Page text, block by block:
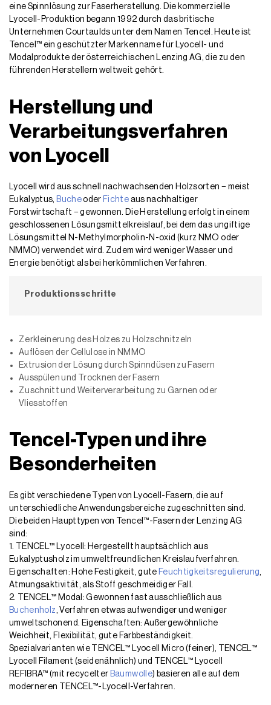
eine Spinnlösung zur Faserherstellung. Die kommerzielle
Lyocell-Produktion begann 1992 durch das britische
Unternehmen Courtaulds unter dem Namen Tencel. Heute ist
Tencel™ ein geschützter Markenname für Lyocell- und
Modalprodukte der österreichischen Lenzing AG, die zu den
führenden Herstellern weltweit gehört.
Herstellung und
Verarbeitungsverfahren
von Lyocell
Lyocell wird aus schnell nachwachsenden Holzsorten − meist
Eukalyptus, Bucheoder Fichte aus nachhaltiger
Forstwirtschaft − gewonnen. Die Herstellung erfolgt in einem
geschlossenen Lösungsmittelkreislauf, bei dem das ungiftige
Lösungsmittel N-Methylmorpholin-N-oxid (kurz NMO oder
NMMO) verwendet wird. Zudem wird weniger Wasser und
Energie benötigt als bei herkömmlichen Verfahren.
Produktionsschritte
Zerkleinerung des Holzes zu Holzschnitzeln
Auflösen der Cellulose in NMMO
Extrusion der Lösung durch Spinndüsen zu Fasern
Ausspülen und Trocknen der Fasern
Zuschnitt und Weiterverarbeitung zu Garnen oder
Vliesstoffen
Tencel-Typen und ihre
Besonderheiten
Es gibt verschiedene Typen von Lyocell-Fasern, die auf
unterschiedliche Anwendungsbereiche zugeschnitten sind.
Die beiden Haupttypen von Tencel™-Fasern der Lenzing AG
sind:
1. TENCEL™ Lyocell: Hergestellt hauptsächlich aus
Eukalyptusholz im umweltfreundlichen Kreislaufverfahren.
Eigenschaften: Hohe Festigkeit, gute Feuchtigkeitsregulierung
Atmungsaktivität, als Stoff geschmeidiger Fall.
2. TENCEL™ Modal: Gewonnen fast ausschließlich aus
Buchenholz , Verfahren etwas aufwendiger und weniger
umweltschonend. Eigenschaften: Außergewöhnliche
Weichheit, Flexibilität, gute Farbbeständigkeit.
Spezialvarianten wie TENCEL™ Lyocell Micro (feiner), TENCEL™
Lyocell Filament (seidenähnlich) und TENCEL™ Lyocell
REFIBRA™ (mit recycelter Baumwolle) basieren alle auf dem
moderneren TENCEL™-Lyocell-Verfahren.